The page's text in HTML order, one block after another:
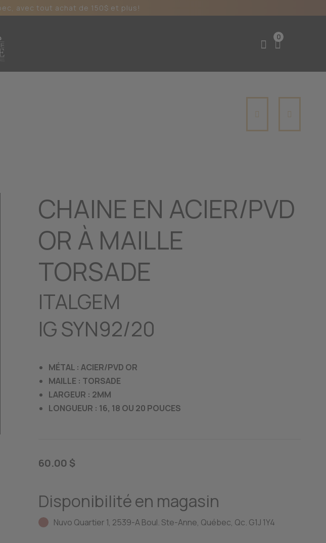
avec tout achat de 150$ et plus!
0
CHAINE EN ACIER/PVD
OR À MAILLE
TORSADE
ITALGEM
IG SYN92/20
MÉTAL : ACIER/PVD OR
MAILLE : TORSADE
LARGEUR : 2MM
LONGUEUR : 16, 18 OU 20 POUCES
60.00 $
Disponibilité en magasin
Nuvo Quartier 1, 2539-A Boul. Ste-Anne, Québec, Qc. G1J 1Y4